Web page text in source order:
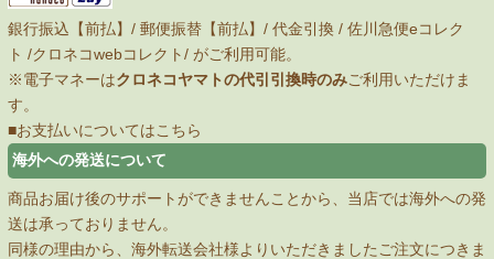
銀行振込【前払】/ 郵便振替【前払】/ 代金引換 / 佐川急便eコレク
ト /クロネコwebコレクト/ がご利用可能。
※電子マネーはクロネコヤマトの代引引換時のみご利用いただけま
す。
■お支払いについてはこちら
海外への発送について
商品お届け後のサポートができませんことから、当店では海外への発
送は承っておりません。
同様の理由から、海外転送会社様よりいただきましたご注文につきま